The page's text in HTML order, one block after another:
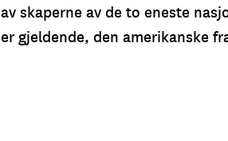
av skaperne av de to eneste
er gjeldende, den amerikanske